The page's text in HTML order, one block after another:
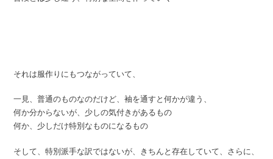
それは服作りにもつながっていて、
一見、普通のものなのだけど、袖を通すと何かが違う、
何か分からないが、少しの気付きがあるもの
何か、少しだけ特別なものになるもの
そして、特別派手な訳ではないが、きちんと存在していて、さらに、